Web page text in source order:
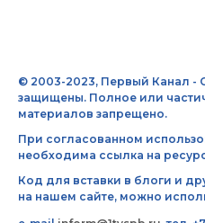
© 2003-2023, Первый Канал -
защищены. Полное или
материалов запрещено.
При согласованном
необходима ссылка на
Код для вставки в блоги и
на нашем сайте, можно